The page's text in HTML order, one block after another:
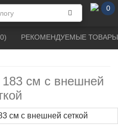
0
183 см с внешней
РЕКОМЕНДУЕМЫЕ